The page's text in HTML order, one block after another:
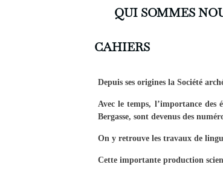
QUI SOMMES
CAHIERS
Depuis ses origines la Société
Avec le temps, l’importance des
Bergasse, sont devenus des
On y retrouve les travaux de
Cette importante production